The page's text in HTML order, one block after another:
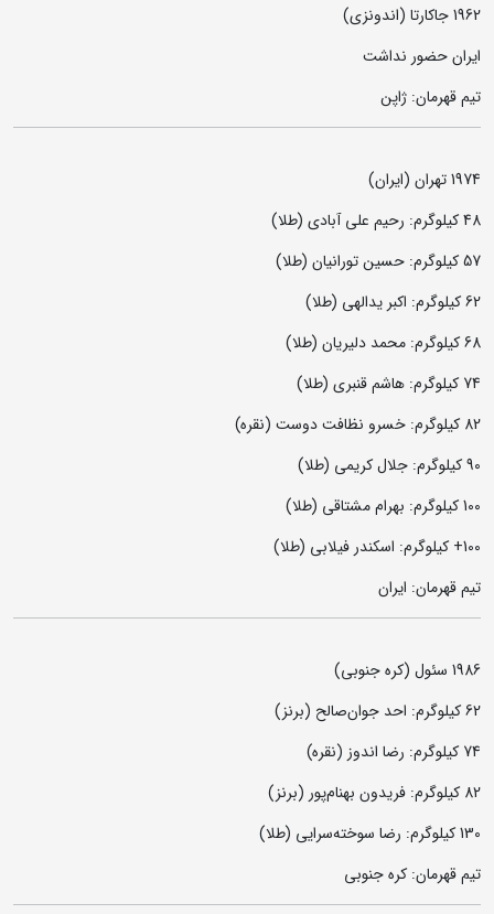
1962 جاکارتا (اندونزی)
ایران حضور نداشت
تیم قهرمان: ژاپن
1974 تهران (ایران)
48 کیلوگرم: رحیم علی ‌آبادی (طلا)
57 کیلوگرم: حسین تورانیان (طلا)
62 کیلوگرم: اکبر یدالهی (طلا)
68 کیلوگرم: محمد دلیریان (طلا)
74 کیلوگرم: هاشم قنبری (طلا)
82 کیلوگرم: خسرو نظافت دوست (نقره)
90 کیلوگرم: جلال کریمی (طلا)
100 کیلوگرم: بهرام مشتاقی (طلا)
100+ کیلوگرم: اسکندر فیلابی (طلا)
تیم قهرمان: ایران
1986 سئول (کره جنوبی)
62 کیلوگرم: احد جوان‌صالح (برنز)
74 کیلوگرم‌: رضا اندوز (نقره)
82 کیلوگرم: فریدون بهنام‌پور (برنز)
130 کیلوگرم: رضا سوخته‌سرایی (طلا)
تیم قهرمان: کره جنوبی